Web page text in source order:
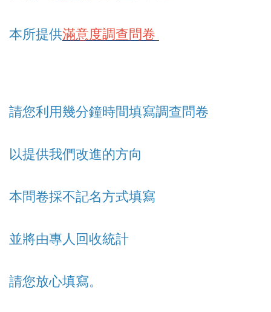
本所提供滿意度調查問卷
請您利用幾分鐘時間填寫調查問卷
以提供我們改進的方向
本問卷採不記名方式填寫
並將由專人回收統計
請您放心填寫。